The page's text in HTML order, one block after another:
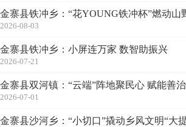
金寨县铁冲乡：“花YOUNG铁冲杯”燃动山
2026-08-03
金寨县铁冲乡：小屏连万家 数智助振兴
2026-07-21
金寨县双河镇：“云端”阵地聚民心 赋能善
2026-07-01
金寨县沙河乡：“小切口”撬动乡风文明“大